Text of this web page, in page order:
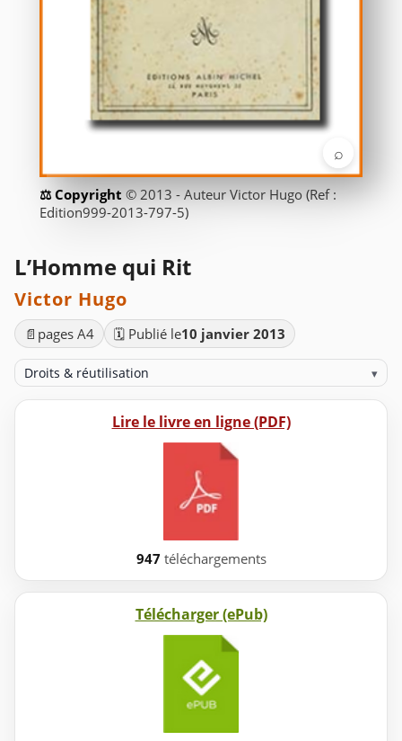
⌕
© 2013 - Auteur Victor Hugo (Ref :
Edition999-2013-797-5)
L’Homme qui Rit
Victor Hugo
📄 pages A4 🗓️ Publié le10 janvier 2013
Droits & réutilisation ▾
Lire le livre en ligne (PDF)
947 téléchargements
Télécharger (ePub)